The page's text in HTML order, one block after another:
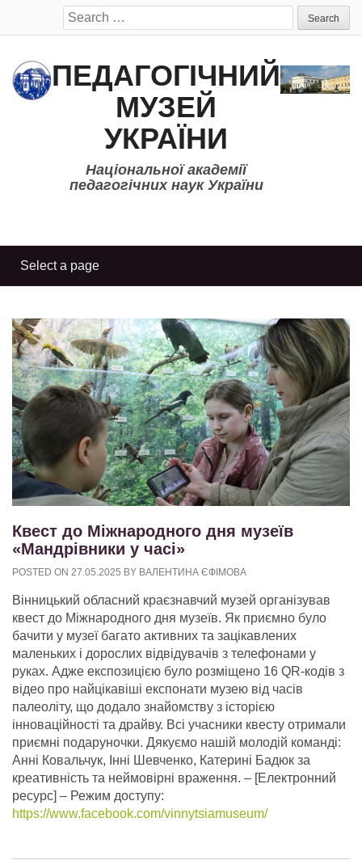
Search
for:
ПЕДАГОГІЧНИЙ
МУЗЕЙ
УКРАЇНИ
Національної академії
педагогічних наук України
Квест до Міжнародного дня музеїв
«Мандрівники у часі»
POSTED ON 27.05.2025 BY ВАЛЕНТИНА ЄФІМОВА
Вінницький обласний краєзнавчий музей організував
квест до Міжнародного дня музеїв. Як приємно було
бачити у музеї багато активних та зацікавлених
маленьких і дорослих відвідувачів з телефонами у
руках. Адже експозицією було розміщено 16 QR-кодів з
відео про найцікавіші експонати музею від часів
палеоліту, що додало знайомству з історією
інноваційності та драйву. Всі учасники квесту отримали
приємні подаруночки. Дякуємо нашій молодій команді:
Анні Ковальчук, Інні Шевченко, Катерині Бадюк за
креативність та неймовірні враження. – [Електронний
ресурс] – Режим доступу:
https://www.facebook.com/vinnytsiamuseum/